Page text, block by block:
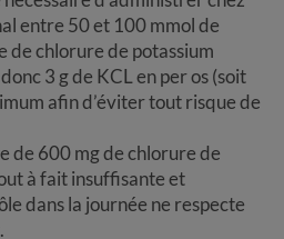
entre 50 et 100 mmol de
de chlorure de potassium
3 g de KCL en per os (soit
afin d’éviter tout risque de
de 600 mg de chlorure de
à fait insuffisante et
dans la journée ne respecte